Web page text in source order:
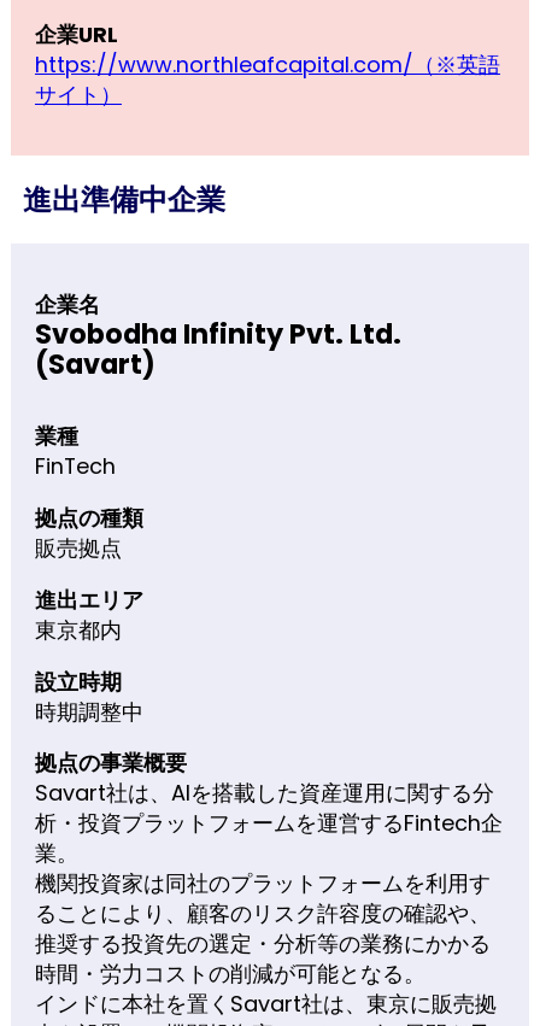
企業URL
https://www.northleafcapital.com/（※英語
サイト）
進出準備中企業
企業名
Svobodha Infinity Pvt. Ltd.
(Savart)
業種
FinTech
拠点の種類
販売拠点
進出エリア
東京都内
設立時期
時期調整中
拠点の事業概要
Savart社は、AIを搭載した資産運用に関する分
析・投資プラットフォームを運営するFintech企
業。
機関投資家は同社のプラットフォームを利用す
ることにより、顧客のリスク許容度の確認や、
推奨する投資先の選定・分析等の業務にかかる
時間・労力コストの削減が可能となる。
インドに本社を置くSavart社は、東京に販売拠